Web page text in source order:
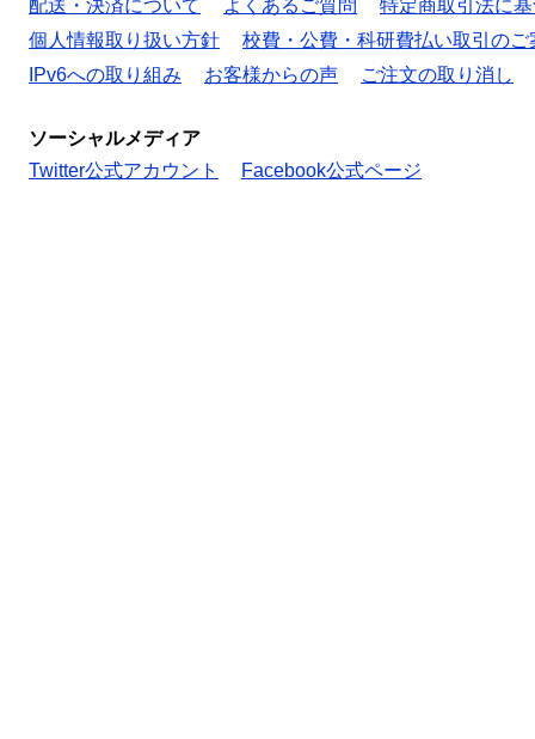
配送・決済について よくあるご質問
特定商取引法に
個人情報取り扱い方針
校費・公費・科研費払い取引のご
IPv6への取り組み
お客様からの声 ご注文の取り消し
ソーシャルメディア
Twitter公式アカウント
Facebook公式ページ